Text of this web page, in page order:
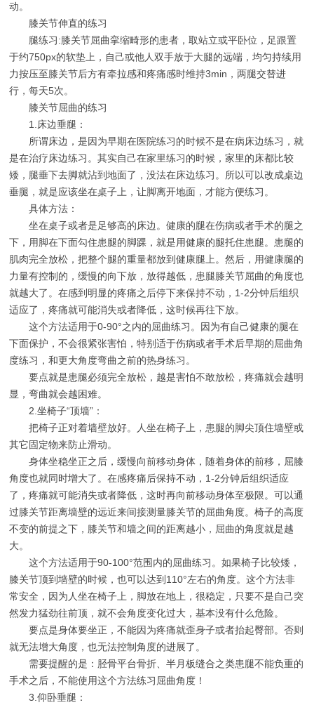
动。
膝关节伸直的练习
腿练习:膝关节屈曲挛缩畸形的患者，取站立或平卧位，足跟置
于约750px的软垫上，自己或他人双手放于大腿的远端，均匀持续用
力按压至膝关节后方有牵拉感和疼痛感时维持3min，两腿交替进
行，每天5次。
膝关节屈曲的练习
1.床边垂腿：
所谓床边，是因为早期在医院练习的时候不是在病床边练习，就
是在治疗床边练习。其实自己在家里练习的时候，家里的床都比较
矮，腿垂下去脚就沾到地面了，没法在床边练习。所以可以改成桌边
垂腿，就是应该坐在桌子上，让脚离开地面，才能方便练习。
具体方法：
坐在桌子或者是足够高的床边。健康的腿在伤病或者手术的腿之
下，用脚在下面勾住患腿的脚踝，就是用健康的腿托住患腿。患腿的
肌肉完全放松，把整个腿的重量都放到健康腿上。然后，用健康腿的
力量有控制的，缓慢的向下放，放得越低，患腿膝关节屈曲的角度也
就越大了。在感到明显的疼痛之后停下来保持不动，1-2分钟后组织
适应了，疼痛就可能消失或者降低，这时候再往下放。
这个方法适用于0-90°之内的屈曲练习。因为有自己健康的腿在
下面保护，不会很紧张害怕，特别适于伤病或者手术后早期的屈曲角
度练习，和更大角度弯曲之前的热身练习。
要点就是患腿必须完全放松，越是害怕不敢放松，疼痛就会越明
显，弯曲就会越困难。
2.坐椅子“顶墙”：
把椅子正对着墙壁放好。人坐在椅子上，患腿的脚尖顶住墙壁或
其它固定物来防止滑动。
身体坐稳坐正之后，缓慢向前移动身体，随着身体的前移，屈膝
角度也就同时增大了。在感疼痛后保持不动，1-2分钟后组织适应
了，疼痛就可能消失或者降低，这时再向前移动身体至极限。可以通
过膝关节距离墙壁的远近来间接测量膝关节的屈曲角度。椅子的高度
不变的前提之下，膝关节和墙之间的距离越小，屈曲的角度就是越
大。
这个方法适用于90-100°范围内的屈曲练习。如果椅子比较矮，
膝关节顶到墙壁的时候，也可以达到110°左右的角度。这个方法非
常安全，因为人坐在椅子上，脚放在地上，很稳定，只要不是自己突
然发力猛劲往前顶，就不会角度变化过大，基本没有什么危险。
要点是身体要坐正，不能因为疼痛就歪身子或者抬起臀部。否则
就无法增大角度，也无法控制角度的进展了。
需要提醒的是：胫骨平台骨折、半月板缝合之类患腿不能负重的
手术之后，不能使用这个方法练习屈曲角度！
3.仰卧垂腿：